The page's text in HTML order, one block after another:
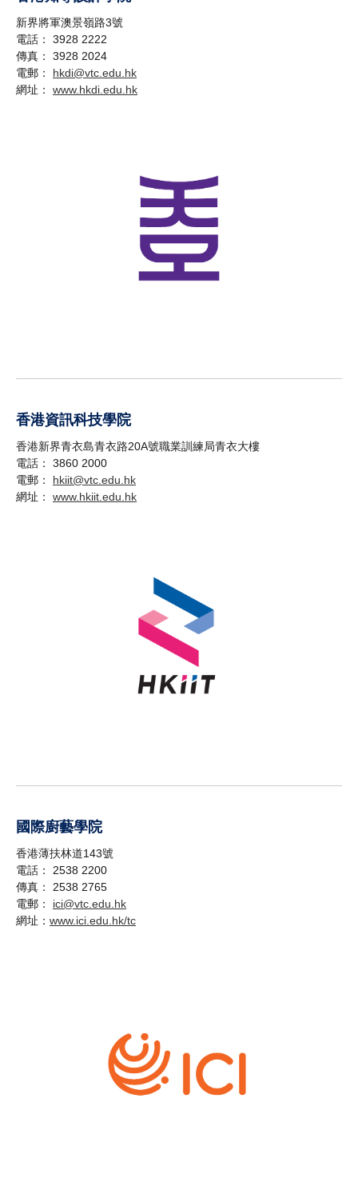
新界將軍澳景嶺路3號
電話： 3928 2222
傳真： 3928 2024
電郵： hkdi@vtc.edu.hk
網址： www.hkdi.edu.hk
香港資訊科技學院
香港新界青衣島青衣路20A號職業訓練局青衣大樓
電話： 3860 2000
​​​​電郵： hkiit@vtc.edu.hk
網址： www.hkiit.edu.hk
國際廚藝學院
香港薄扶林道143號
電話： 2538 2200
傳真： 2538 2765
電郵： ici@vtc.edu.hk
網址： www.ici.edu.hk/tc